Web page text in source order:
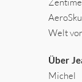
Welt
Über
Michel